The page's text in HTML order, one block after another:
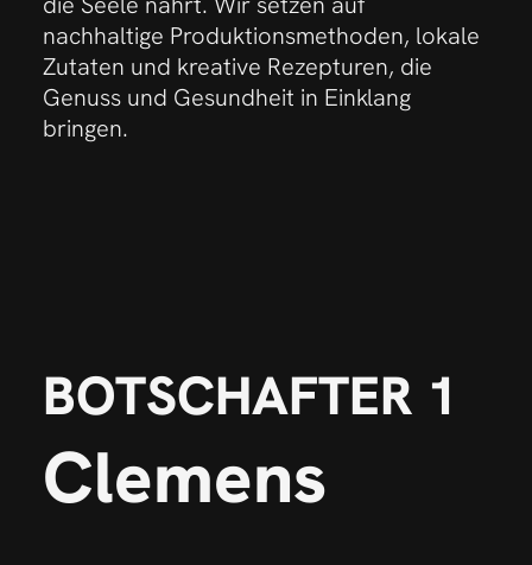
Clemens
BOTSCHAFTER 1
nachhaltige Produktionsmethoden, lokale
Zutaten und kreative Rezepturen, die
Genuss und Gesundheit in Einklang
bringen.